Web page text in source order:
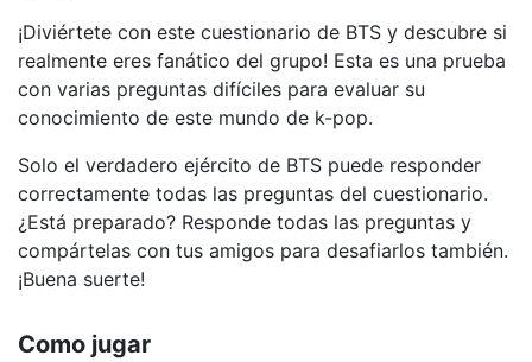
¡Diviértete con este cuestionario de BTS y descubre si
realmente eres fanático del grupo! Esta es una prueba
con varias preguntas difíciles para evaluar su
conocimiento de este mundo de k-pop.
Solo el verdadero ejército de BTS puede responder
correctamente todas las preguntas del cuestionario.
¿Está preparado? Responde todas las preguntas y
compártelas con tus amigos para desafiarlos también.
¡Buena suerte!
Como jugar